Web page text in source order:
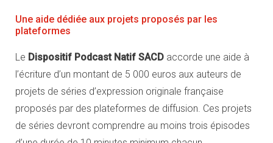
Une aide dédiée aux projets proposés par les
plateformes
Le Dispositif Podcast Natif SACD accorde une aide à
l’écriture d’un montant de 5 000 euros aux auteurs de
projets de séries d’expression originale française
proposés par des plateformes de diffusion. Ces projets
de séries devront comprendre au moins trois épisodes